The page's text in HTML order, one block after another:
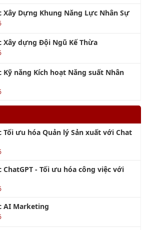
Xây Dựng Khung Năng Lực Nhân Sự
Xây dựng Đội Ngũ Kế Thừa
Kỹ năng Kích hoạt Năng suất Nhân
Tối ưu hóa Quản lý Sản xuất với Chat
ChatGPT - Tối ưu hóa công việc với
AI Marketing